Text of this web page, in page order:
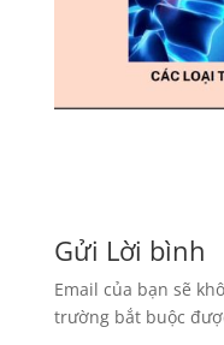
Gửi Lời bình
Email của bạn sẽ
trường bắt buộc